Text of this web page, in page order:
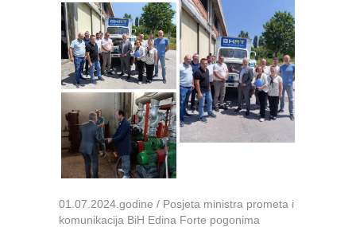
01.07.2024.godine / Posjeta ministra prometa i
komunikacija BiH Edina Forte pogonima